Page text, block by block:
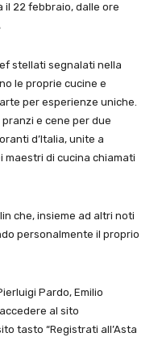
il 22 febbraio, dalle ore
stellati segnalati nella
le proprie cucine e
per esperienze uniche.
e cene per due
d’Italia, unite a
maestri di cucina chiamati
che, insieme ad altri noti
personalmente il proprio
Pardo, Emilio
al sito
tasto “Registrati all’Asta